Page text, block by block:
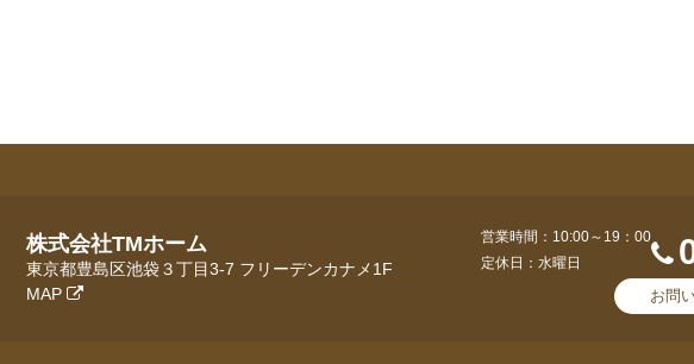
株式会社TMホーム
東京都豊島区池袋３丁目3-7 フリーデンカナメ1F
MAP
営業時間：10:00～19：00
定休日：水曜日
お問